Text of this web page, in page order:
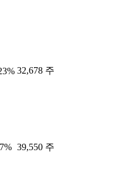
32,678 주
39,550 주